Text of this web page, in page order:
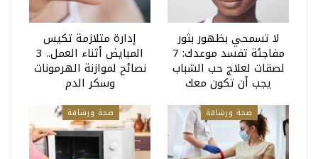
لا تسمحي بظهور بثور
مفاجئة تفسد موعدك: 7
لصقات لعلاج حب الشباب
يجب أن تكون معك
إدارة متلازمة تكيس
المبايض أثناء العمل.. 3
نصائح لموازنة الهرمونات
وسكر الدم
صحة ورشاقة صحة ورشاقة